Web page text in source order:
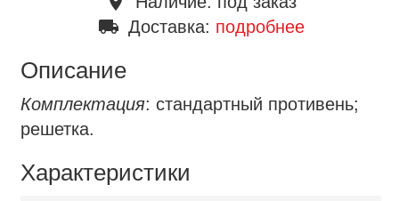
local_shipping Доставка: подробнее
Описание
Комплектация: стандартный противень;
решетка.
Характеристики